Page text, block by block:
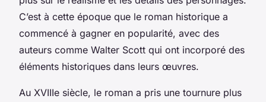
C’est à cette époque que le roman historique a
commencé à gagner en popularité, avec des
auteurs comme Walter Scott qui ont incorporé des
éléments historiques dans leurs œuvres.
Au XVIIIe siècle, le roman a pris une tournure plus